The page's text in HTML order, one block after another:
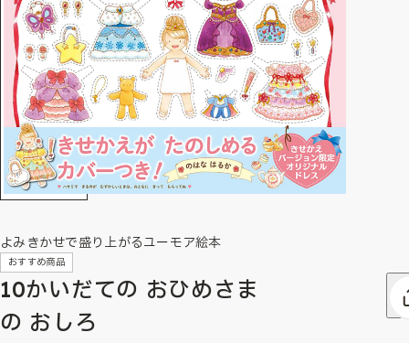
よみきかせで盛り上がるユーモア絵本
おすすめ商品
10かいだての おひめさま
の おしろ